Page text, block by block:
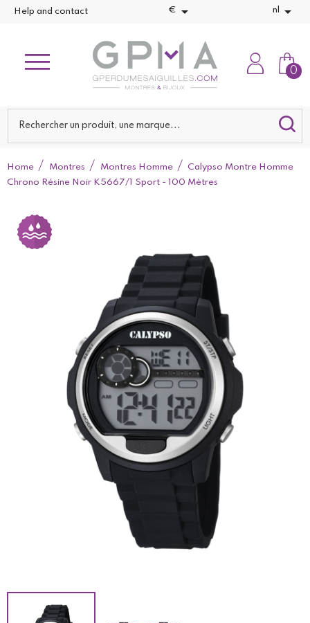
Help and contact €  nl 
0
Home Montres Montres Homme
Calypso Montre Homme
Chrono Résine Noir K5667/1 Sport - 100 Mètres